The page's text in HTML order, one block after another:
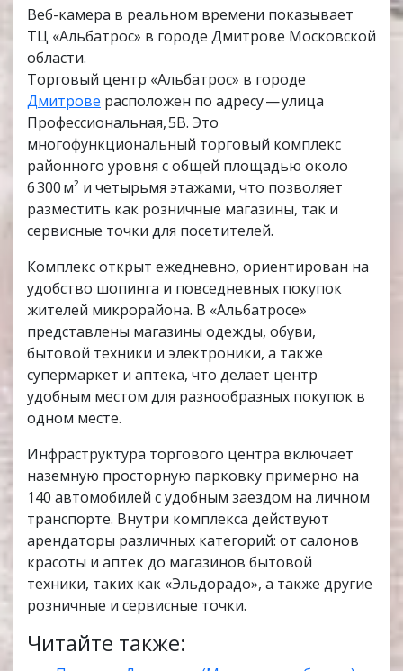
Веб-камера в реальном времени показывает
ТЦ «Альбатрос» в городе Дмитрове Московской
области.
Торговый центр «Альбатрос» в городе
Дмитрове расположен по адресу — улица
Профессиональная, 5В. Это
многофункциональный торговый комплекс
районного уровня с общей площадью около
6 300 м² и четырьмя этажами, что позволяет
разместить как розничные магазины, так и
сервисные точки для посетителей.
Комплекс открыт ежедневно, ориентирован на
удобство шопинга и повседневных покупок
жителей микрорайона. В «Альбатросе»
представлены магазины одежды, обуви,
бытовой техники и электроники, а также
супермаркет и аптека, что делает центр
удобным местом для разнообразных покупок в
одном месте.
Инфраструктура торгового центра включает
наземную просторную парковку примерно на
140 автомобилей с удобным заездом на личном
транспорте. Внутри комплекса действуют
арендаторы различных категорий: от салонов
красоты и аптек до магазинов бытовой
техники, таких как «Эльдорадо», а также другие
розничные и сервисные точки.
Читайте также: